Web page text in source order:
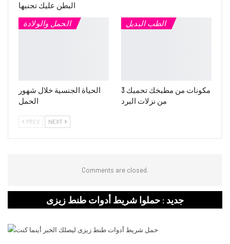
البطن عليك تجنبها
الحمل والولادة
الحياة الجنسية خلال شهور
الحمل
الطب البديل
3 مكونات من مطبخك تحميك
من نزلات البرد
PREV NEXT
Comments are closed.
جديد : حملوا شريط أدوات طنط زيزى